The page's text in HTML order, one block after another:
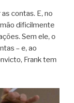
contas. E, no
dificilmente
Sem ele, o
– e, ao
Frank tem